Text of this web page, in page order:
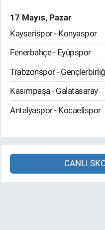
17 Mayıs, Pazar
Kayserispor - Konyaspor
Fenerbahçe - Eyüpspor
Trabzonspor -
Kasımpaşa - Galatasaray
Antalyaspor - Kocaelispor
CANLI